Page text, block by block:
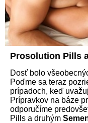
Prosolution Pills
Dosť bolo
Poďme sa teraz
prípadoch, keď
Prípravkov na báze
odporučíme
Pills a druhým